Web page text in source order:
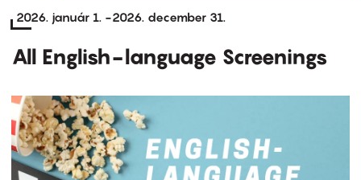
2026. január 1. -2026. december 31.
All English-language Screenings